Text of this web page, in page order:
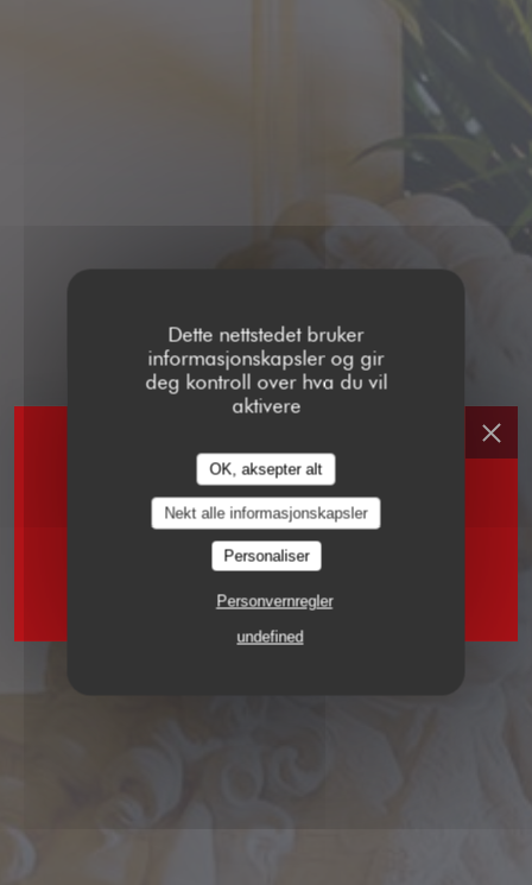
Dette nettstedet bruker
informasjonskapsler og gir
deg kontroll over hva du vil
aktivere
OK, aksepter alt
Nekt alle informasjonskapsler
Personaliser
Personvernregler
undefined